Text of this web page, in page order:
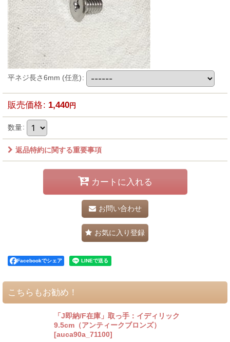
平ネジ長さ6mm (任意):
販売価格: 1,440円
数量:
返品特約に関する重要事項
カートに入れる
お問い合わせ
お気に入り登録
Facebookでシェア
こちらもお勧め！
「J即納/F在庫」取っ手：イディリック
9.5cm（アンティークブロンズ）
[auca90a_71100]